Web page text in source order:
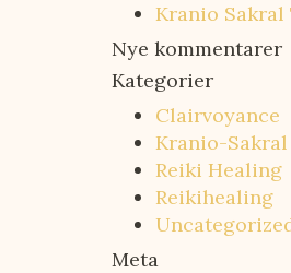
Kranio Sakral
Nye kommentarer
Kategorier
Clairvoyance
Kranio-
Reiki Healing
Reikihealing
Meta